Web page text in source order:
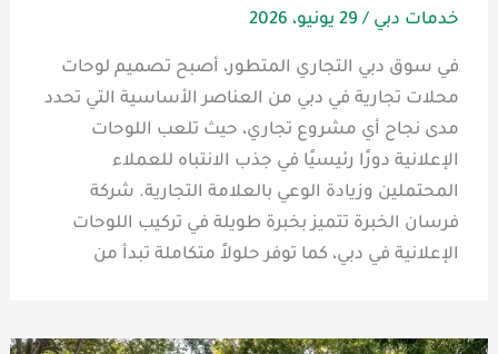
خدمات دبي / 29 يونيو، 2026
في سوق دبي التجاري المتطور، أصبح تصميم لوحات
محلات تجارية في دبي من العناصر الأساسية التي تحدد
مدى نجاح أي مشروع تجاري، حيث تلعب اللوحات
الإعلانية دورًا رئيسيًا في جذب الانتباه للعملاء
المحتملين وزيادة الوعي بالعلامة التجارية. شركة
فرسان الخبرة تتميز بخبرة طويلة في تركيب اللوحات
الإعلانية في دبي، كما توفر حلولاً متكاملة تبدأ من